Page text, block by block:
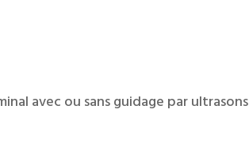
avec ou sans guidage par ultrasons